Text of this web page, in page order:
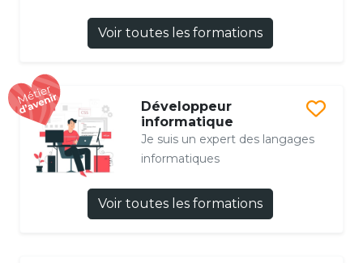
Voir toutes les formations
Développeur
informatique
Je suis un expert des langages
informatiques
Voir toutes les formations